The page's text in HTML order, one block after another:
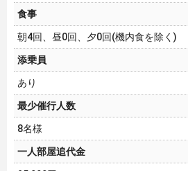
食事
朝4回、昼0回、夕0回(機内食を除く)
添乗員
あり
最少催行人数
8名様
一人部屋追代金